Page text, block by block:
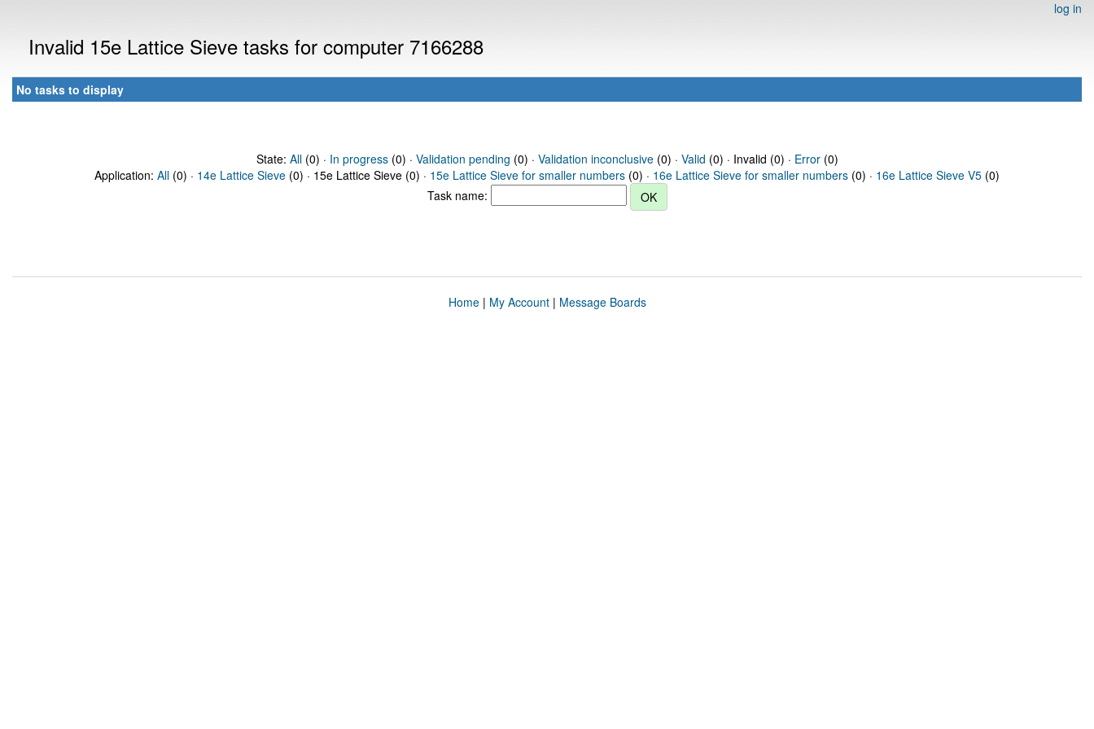
log in
Invalid 15e Lattice Sieve tasks for computer 7166288
No tasks to display
State: All(0) · In progress(0) · Validation pending (0) · Validation inconclusive(0) · Valid (0) · Invalid (0) · Error(0)
Application: All (0) · 14e Lattice Sieve (0) · 15e Lattice Sieve (0) · 15e Lattice Sieve for smaller numbers (0) · 16e Lattice Sieve for smaller numbers (0) · 16e Lattice Sieve V5 (0)
Task name:
Home| My Account| Message Boards